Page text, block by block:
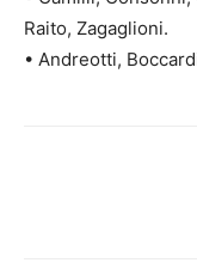
Raito, Zagaglioni.
• Andreotti,